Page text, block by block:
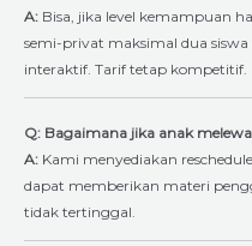
A: Bisa, jika level kemampuan
semi-privat maksimal dua siswa
interaktif. Tarif tetap kompetitif.
Q: Bagaimana jika anak
A: Kami menyediakan
dapat memberikan materi
tidak tertinggal.